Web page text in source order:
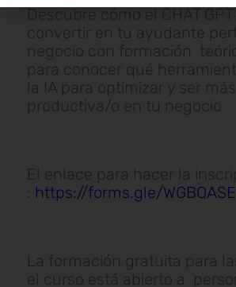
Descubre cómo el CHAT
convertir en tu ayudante
negocio con formación
para conocer qué
la IA para optimizar y ser más
productiva/o en tu negocio
El enlace para hacer la
: https://forms.gle/
La formación gratuita para
el curso está abierto a